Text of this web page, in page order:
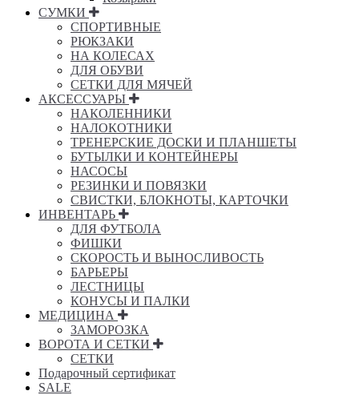
СУМКИ
СПОРТИВНЫЕ
РЮКЗАКИ
НА КОЛЕСАХ
ДЛЯ ОБУВИ
СЕТКИ ДЛЯ МЯЧЕЙ
АКСЕССУАРЫ
НАКОЛЕННИКИ
НАЛОКОТНИКИ
ТРЕНЕРСКИЕ ДОСКИ И ПЛАНШЕТЫ
БУТЫЛКИ И КОНТЕЙНЕРЫ
НАСОСЫ
РЕЗИНКИ И ПОВЯЗКИ
СВИСТКИ, БЛОКНОТЫ, КАРТОЧКИ
ИНВЕНТАРЬ
ДЛЯ ФУТБОЛА
ФИШКИ
СКОРОСТЬ И ВЫНОСЛИВОСТЬ
БАРЬЕРЫ
ЛЕСТНИЦЫ
КОНУСЫ И ПАЛКИ
МЕДИЦИНА
ЗАМОРОЗКА
ВОРОТА И СЕТКИ
СЕТКИ
Подарочный сертификат
SALE